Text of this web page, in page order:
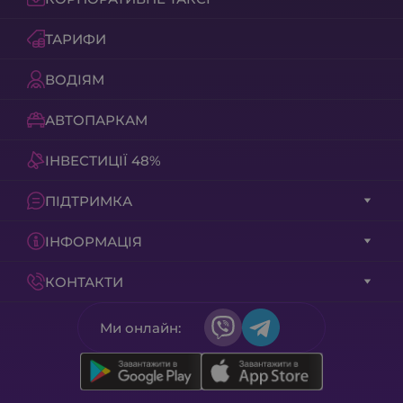
номер з мобільного, і ми миттєво
вам передзвонимо (послуга
Callback безкоштовна).
Назвіть промокод оператору.
забудьте про кодове слово для
Дізнайтеся фіксовану ціну.
вам точну вартість з урахуванням
шляху!
Ваші промокоди та акції в Aris-Taxi
Ми онлайн:
ТАРИФИ
ВОДІЯМ
АВТОПАРКАМ
ІНВЕСТИЦІЇ 48%
ПІДТРИМКА
ІНФОРМАЦІЯ
КОНТАКТИ